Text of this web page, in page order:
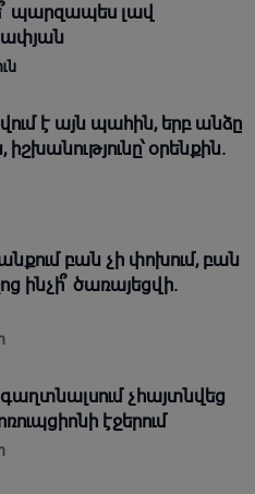
պարզապես լավ
է այն պահին, երբ անձը
օրենքին.
բան չի փոխում, բան
ինչի՞ ծառայեցվի.
չհայտնվեց
էջերում